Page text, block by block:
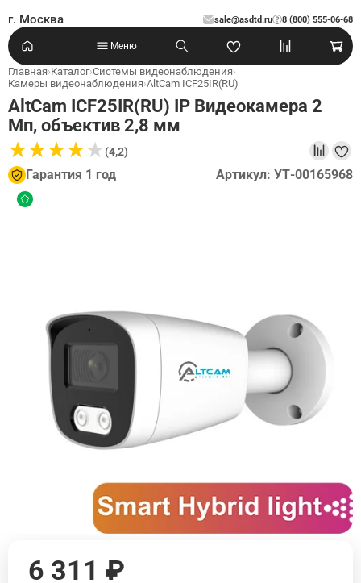
г. Москва sale@asdtd.ru 8 (800) 555-06-68
?
Меню
Главная›Каталог›Системы видеонаблюдения›
Камеры видеонаблюдения›AltCam ICF25IR(RU)
AltCam ICF25IR(RU) IP Видеокамера 2
Мп, объектив 2,8 мм
★★★★★
★★★★★(4,2)
Гарантия 1 год Артикул: УТ-00165968
6 311 ₽